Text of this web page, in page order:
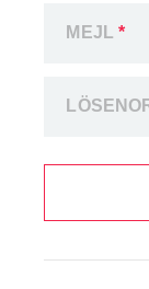
MEJL*